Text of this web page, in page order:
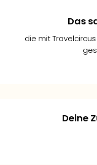
Das
die mit Travelcircus
Deine